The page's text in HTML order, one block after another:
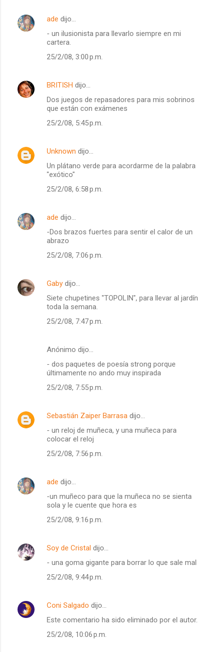
ade dijo…
- un ilusionista para llevarlo siempre en mi
cartera.
25/2/08, 3:00 p.m.
BRITISH dijo…
Dos juegos de repasadores para mis sobrinos
que están con exámenes
25/2/08, 5:45 p.m.
Unknown dijo…
Un plátano verde para acordarme de la palabra
"exótico"
25/2/08, 6:58 p.m.
ade dijo…
-Dos brazos fuertes para sentir el calor de un
abrazo
25/2/08, 7:06 p.m.
Gaby dijo…
Siete chupetines "TOPOLIN", para llevar al jardín
toda la semana.
25/2/08, 7:47 p.m.
Anónimo dijo…
- dos paquetes de poesía strong porque
últimamente no ando muy inspirada
25/2/08, 7:55 p.m.
Sebastián Zaiper Barrasa dijo…
- un reloj de muñeca, y una muñeca para
colocar el reloj
25/2/08, 7:56 p.m.
ade dijo…
-un muñeco para que la muñeca no se sienta
sola y le cuente que hora es
25/2/08, 9:16 p.m.
Soy de Cristal dijo…
- una goma gigante para borrar lo que sale mal
25/2/08, 9:44 p.m.
Coni Salgado dijo…
Este comentario ha sido eliminado por el autor.
25/2/08, 10:06 p.m.